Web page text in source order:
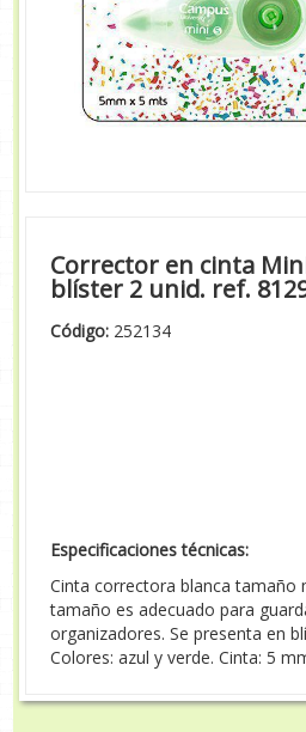
Corrector en cinta
blíster 2 unid. ref.
Código: 252134
Especificaciones técnicas:
Cinta correctora blanca tamaño
tamaño es adecuado para
organizadores. Se presenta en
Colores: azul y verde. Cinta: 5